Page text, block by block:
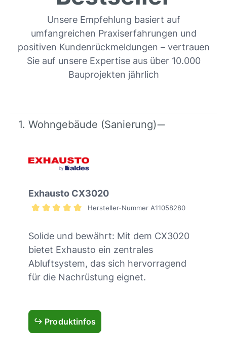
Unsere Empfehlung basiert auf
umfangreichen Praxiserfahrungen und
positiven Kundenrückmeldungen – vertrauen
Sie auf unsere Expertise aus über 10.000
Bauprojekten jährlich
1. Wohngebäude (Sanierung)
Exhausto CX3020
Hersteller-Nummer A11058280
Solide und bewährt: Mit dem CX3020
bietet Exhausto ein zentrales
Abluftsystem, das sich hervorragend
für die Nachrüstung eignet.
↪ ‎ Produktinfos